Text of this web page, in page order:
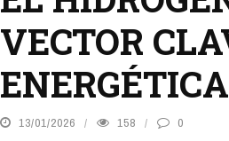
VECTOR
ENERGÉTICA
13/01/2026 158 0